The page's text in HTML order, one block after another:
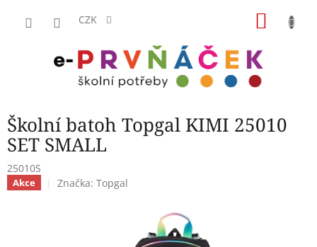
CZK
Školní batoh Topgal KIMI 25010
SET SMALL
25010S
Akce Značka: Topgal